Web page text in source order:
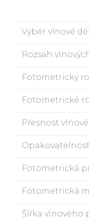
Výběr vlnové
Rozsah
Fotometrický
Fotometrické
Přesnost
Fotometrická
Fotometrická
Šířka vlnového